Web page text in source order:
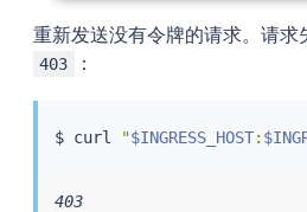
重新发送没有令牌的请求。请求
403 ：
$ curl "$INGRESS_HOST:
403